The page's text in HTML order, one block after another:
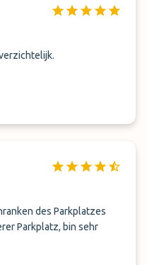
des Parkplatzes
Parkplatz, bin sehr